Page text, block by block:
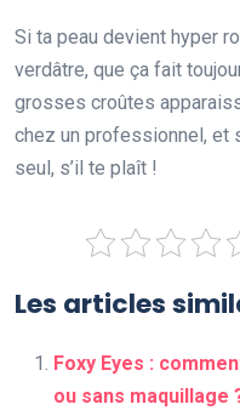
Si ta peau devient hyper
verdâtre, que ça fait
grosses croûtes
chez un professionnel, et
seul, s’il te plaît !
Les articles
Foxy Eyes :
ou sans maquillage